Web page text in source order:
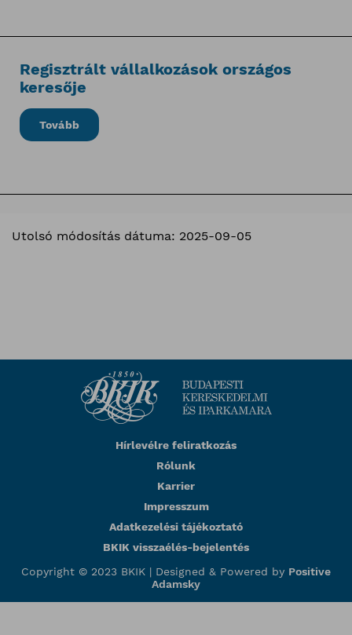
Regisztrált vállalkozások országos
keresője
Tovább
Utolsó módosítás dátuma: 2025-09-05
Hírlevélre feliratkozás
Rólunk
Karrier
Impresszum
Adatkezelési tájékoztató
BKIK visszaélés-bejelentés
Copyright © 2023 BKIK | Designed & Powered by Positive
Adamsky